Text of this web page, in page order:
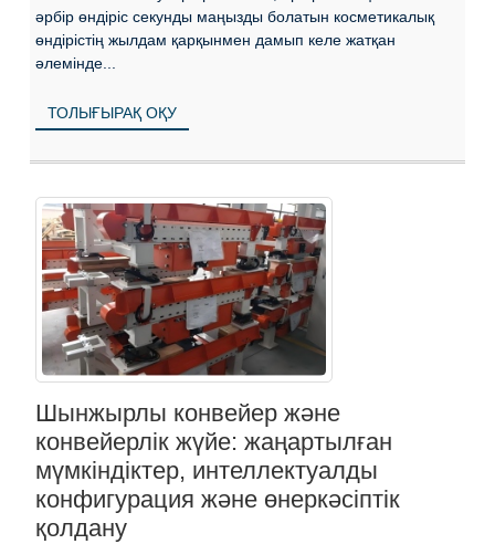
әрбір өндіріс секунды маңызды болатын косметикалық
өндірістің жылдам қарқынмен дамып келе жатқан
әлемінде...
ТОЛЫҒЫРАҚ ОҚУ
Шынжырлы конвейер және
конвейерлік жүйе: жаңартылған
мүмкіндіктер, интеллектуалды
конфигурация және өнеркәсіптік
қолдану